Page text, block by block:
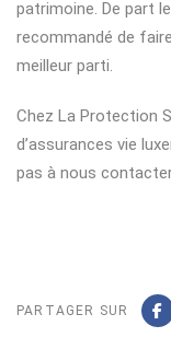
patrimoine. De part
recommandé de
meilleur parti.
Chez La Protection
d’assurances vie
pas à nous
PARTAGER SUR